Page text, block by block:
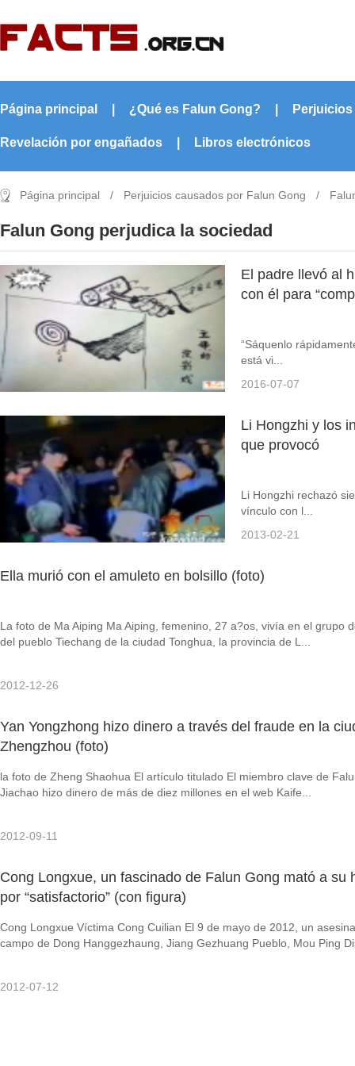
Página principal ¿Qué es Falun Gong?
Revelación por engañados Libros electrónicos
Página principal / Perjuicios causados por Falun Gong /
Falun Gong perjudica la sociedad
El padre llevó al
con él para
“Sáquenlo
está vi...
2016-07-07
Li Hongzhi y los
que provocó
Li Hongzhi rechazó
vínculo con l...
2013-02-21
Ella murió con el amuleto en bolsillo (foto)
La foto de Ma Aiping Ma Aiping, femenino, 27 a?os, vivía en el grupo
del pueblo Tiechang de la ciudad Tonghua, la provincia de L...
2012-12-26
Yan Yongzhong hizo dinero a través del fraude en la
Zhengzhou (foto)
la foto de Zheng Shaohua El artículo titulado El miembro clave de
Jiachao hizo dinero de más de diez millones en el web Kaife...
2012-09-11
Cong Longxue, un fascinado de Falun Gong mató a su
por “satisfactorio” (con figura)
Cong Longxue Víctima Cong Cuilian El 9 de mayo de 2012, un
campo de Dong Hanggezhaung, Jiang Gezhuang Pueblo, Mou Ping
2012-07-12